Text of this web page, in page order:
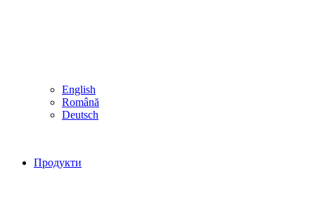
English
Română
Deutsch
Продукти